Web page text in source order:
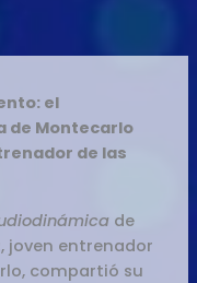
el
de Montecarlo
de las
de
, joven entrenador
compartió su